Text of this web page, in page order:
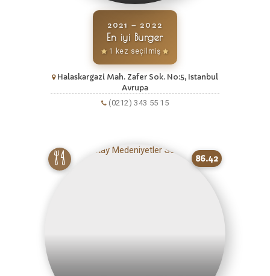
2021 – 2022
En iyi Burger
1 kez seçilmiş
Halaskargazi Mah. Zafer Sok. No:5, Istanbul
Avrupa
(0212) 343 55 15
86.42